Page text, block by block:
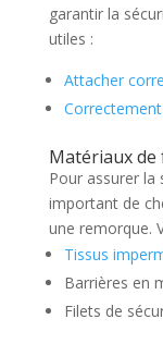
garantir la
utiles :
Attacher
Matériaux
Pour assurer la
important de
une remorque.
Tissus
Barrières en
Filets de